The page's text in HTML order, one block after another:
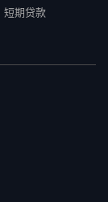
短期贷款